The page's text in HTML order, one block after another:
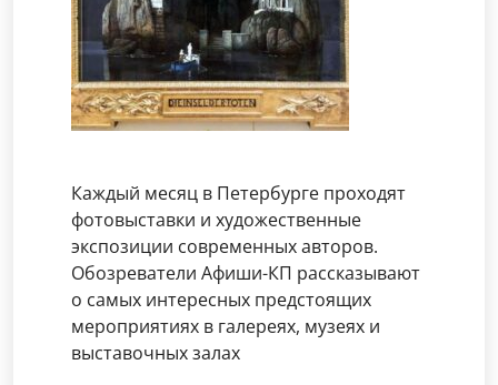
Каждый месяц в Петербурге проходят
фотовыставки и художественные
экспозиции современных авторов.
Обозреватели Афиши-КП рассказывают
о самых интересных предстоящих
мероприятиях в галереях, музеях и
выставочных залах